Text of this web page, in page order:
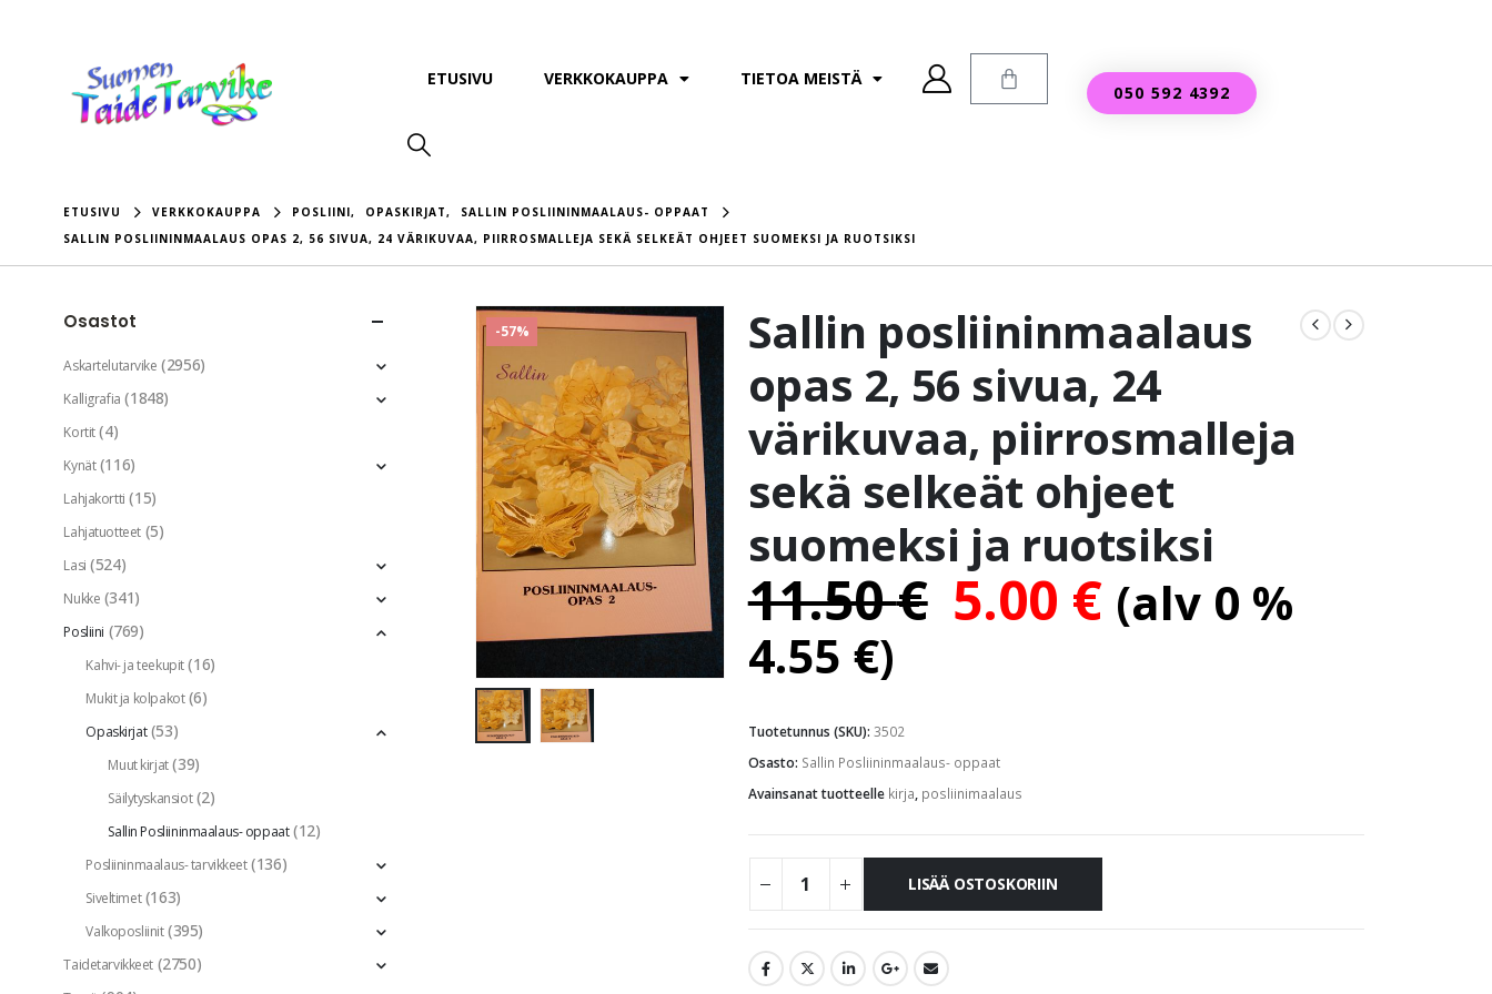
ETUSIVU VERKKOKAUPPA TIETOA MEISTÄ
050 592 4392
ETUSIVU VERKKOKAUPPA POSLIINI, OPASKIRJAT,
SALLIN POSLIININMAALAUS- OPPAAT
SALLIN POSLIININMAALAUS OPAS 2, 56 SIVUA, 24 VÄRIKUVAA, PIIRROSMALLEJA SEKÄ SELKEÄT OHJEET SUOMEKSI JA RUOTSIKSI
-57%
Sallin posliininmaalaus
opas 2, 56 sivua, 24
värikuvaa, piirrosmalleja
sekä selkeät ohjeet
suomeksi ja ruotsiksi
11.50€ 5.00 € (alv 0 %
4.55 €)
Tuotetunnus (SKU): 3502
Osasto: Sallin Posliininmaalaus- oppaat
Avainsanat tuotteelle kirja, posliinimaalaus
LISÄÄ OSTOSKORIIN
Osastot
Askartelutarvike (2956)
Kalligrafia (1848)
Kortit (4)
Kynät (116)
Lahjakortti (15)
Lahjatuotteet (5)
Lasi (524)
Nukke (341)
Posliini (769)
Kahvi- ja teekupit (16)
Mukit ja kolpakot (6)
Opaskirjat (53)
Muut kirjat (39)
Säilytyskansiot (2)
Sallin Posliininmaalaus- oppaat (12)
Posliininmaalaus- tarvikkeet (136)
Siveltimet (163)
Valkoposliinit (395)
Taidetarvikkeet (2750)